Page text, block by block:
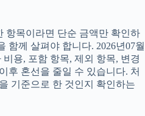
항목이라면 단순 금액만 확인하
함께 살펴야 합니다. 2026년07월
용, 포함 항목, 제외 항목, 변경
후 혼선을 줄일 수 있습니다. 처
기준으로 한 것인지 확인하는